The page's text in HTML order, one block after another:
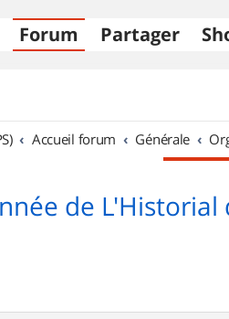
Forum Partager
Accueil forum Générale
de